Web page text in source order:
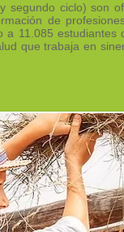
segundo ciclo) son
de
a 11.085
que trabaja en
Chipre
con sede en
financiados con
del programa
iniciativas. En los
de euros de